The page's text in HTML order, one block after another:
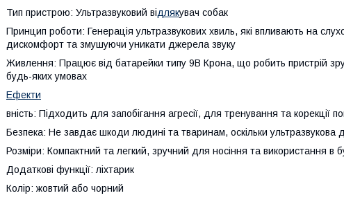
Тип пристрою: Ультразвуковий відлякувач собак
Принцип роботи: Генерація ультразвукових хвиль, які впливають на
дискомфорт та змушуючи уникати джерела звуку
Живлення: Працює від батарейки типу 9В Крона, що робить пристрій
будь-яких умовах
Ефекти
вність: Підходить для запобігання агресії, для тренування та корекції
Безпека: Не завдає шкоди людині та тваринам, оскільки ультразвукова
Розміри: Компактний та легкий, зручний для носіння та використання в
Додаткові функції: ліхтарик
Колір: жовтий або чорний